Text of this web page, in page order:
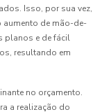
Isso, por sua vez,
aumento de mão-de-
planos e de fácil
resultando em
no orçamento.
a realização do